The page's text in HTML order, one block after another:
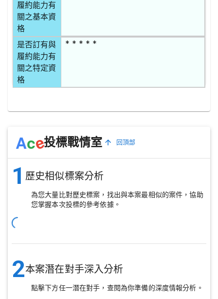
履約能力有
關之基本資
格
是否訂有與
履約能力有
關之特定資
格
* * * * *
Ace投標戰情室 回頂部
1 歷史相似標案分析
為您大量比對歷史標案，找出與本案最相似的案件，協助
您掌握本次投標的參考依據。
2本案潛在對手深入分析
點擊下方任一潛在對手，查閱為你準備的深度情報分析。